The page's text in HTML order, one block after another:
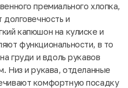
премиального хлопка,
долговечность и
капюшон на кулиске и
функциональности, в то
груди и вдоль рукавов
Низ и рукава, отделанные
комфортную посадку